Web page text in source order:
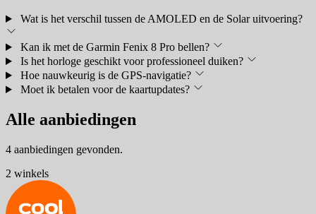
Wat is het verschil tussen de AMOLED en de Solar uitvoering?
Kan ik met de Garmin Fenix 8 Pro bellen?
Is het horloge geschikt voor professioneel duiken?
Hoe nauwkeurig is de GPS-navigatie?
Moet ik betalen voor de kaartupdates?
Alle aanbiedingen
4 aanbiedingen gevonden.
2 winkels